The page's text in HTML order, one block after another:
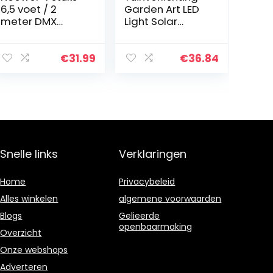
6,5 voet / 2
meter DMX
3-polige
€31.99
Garden Art LED
Light Solar
Solar Gieter€36.84
Snelle links
Home
Alles winkelen
Blogs
Overzicht
Onze webshops
Adverteren
Verklaringen
Privacybeleid
algemene voorwaarden
Gelieerde
openbaarmaking